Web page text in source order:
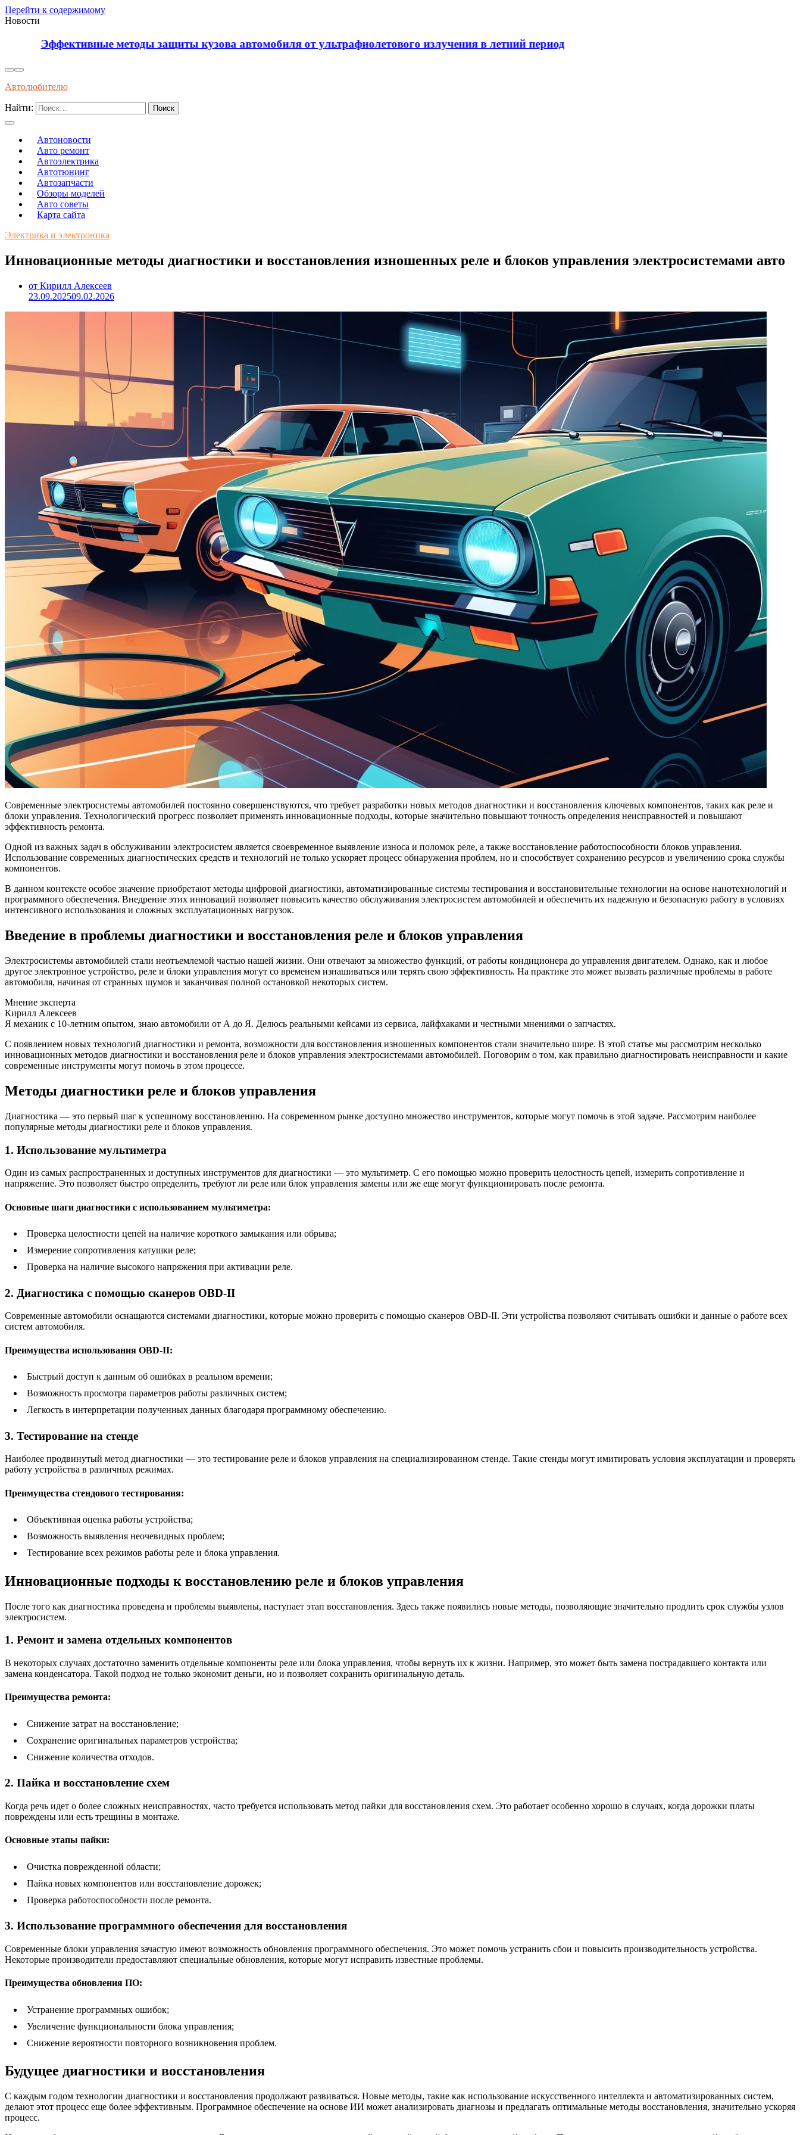
Перейти к содержимому
Новости
Эффективные методы защиты кузова автомобиля от ультрафиолетового излучения в летний период
Автолюбителю
Найти:
Автоновости
Авто ремонт
Автоэлектрика
Автотюнинг
Автозапчасти
Обзоры моделей
Авто советы
Карта сайта
Электрика и электроника
Инновационные методы диагностики и восстановления изношенных реле и блоков управления электросистемами авто
от Кирилл Алексеев
23.09.202509.02.2026
Современные электросистемы автомобилей постоянно совершенствуются, что требует разработки новых методов диагностики и восстановления ключевых компонентов, таких как реле и
блоки управления. Технологический прогресс позволяет применять инновационные подходы, которые значительно повышают точность определения неисправностей и повышают
эффективность ремонта.
Одной из важных задач в обслуживании электросистем является своевременное выявление износа и поломок реле, а также восстановление работоспособности блоков управления.
Использование современных диагностических средств и технологий не только ускоряет процесс обнаружения проблем, но и способствует сохранению ресурсов и увеличению срока службы
компонентов.
В данном контексте особое значение приобретают методы цифровой диагностики, автоматизированные системы тестирования и восстановительные технологии на основе нанотехнологий и
программного обеспечения. Внедрение этих инноваций позволяет повысить качество обслуживания электросистем автомобилей и обеспечить их надежную и безопасную работу в условиях
интенсивного использования и сложных эксплуатационных нагрузок.
Введение в проблемы диагностики и восстановления реле и блоков управления
Электросистемы автомобилей стали неотъемлемой частью нашей жизни. Они отвечают за множество функций, от работы кондиционера до управления двигателем. Однако, как и любое
другое электронное устройство, реле и блоки управления могут со временем изнашиваться или терять свою эффективность. На практике это может вызвать различные проблемы в работе
автомобиля, начиная от странных шумов и заканчивая полной остановкой некоторых систем.
Мнение эксперта
Кирилл Алексеев
Я механик с 10-летним опытом, знаю автомобили от А до Я. Делюсь реальными кейсами из сервиса, лайфхаками и честными мнениями о запчастях.
С появлением новых технологий диагностики и ремонта, возможности для восстановления изношенных компонентов стали значительно шире. В этой статье мы рассмотрим несколько
инновационных методов диагностики и восстановления реле и блоков управления электросистемами автомобилей. Поговорим о том, как правильно диагностировать неисправности и какие
современные инструменты могут помочь в этом процессе.
Методы диагностики реле и блоков управления
Диагностика — это первый шаг к успешному восстановлению. На современном рынке доступно множество инструментов, которые могут помочь в этой задаче. Рассмотрим наиболее
популярные методы диагностики реле и блоков управления.
1. Использование мультиметра
Один из самых распространенных и доступных инструментов для диагностики — это мультиметр. С его помощью можно проверить целостность цепей, измерить сопротивление и
напряжение. Это позволяет быстро определить, требуют ли реле или блок управления замены или же еще могут функционировать после ремонта.
Основные шаги диагностики с использованием мультиметра:
Проверка целостности цепей на наличие короткого замыкания или обрыва;
Измерение сопротивления катушки реле;
Проверка на наличие высокого напряжения при активации реле.
2. Диагностика с помощью сканеров OBD-II
Современные автомобили оснащаются системами диагностики, которые можно проверить с помощью сканеров OBD-II. Эти устройства позволяют считывать ошибки и данные о работе всех
систем автомобиля.
Преимущества использования OBD-II:
Быстрый доступ к данным об ошибках в реальном времени;
Возможность просмотра параметров работы различных систем;
Легкость в интерпретации полученных данных благодаря программному обеспечению.
3. Тестирование на стенде
Наиболее продвинутый метод диагностики — это тестирование реле и блоков управления на специализированном стенде. Такие стенды могут имитировать условия эксплуатации и проверять
работу устройства в различных режимах.
Преимущества стендового тестирования:
Объективная оценка работы устройства;
Возможность выявления неочевидных проблем;
Тестирование всех режимов работы реле и блока управления.
Инновационные подходы к восстановлению реле и блоков управления
После того как диагностика проведена и проблемы выявлены, наступает этап восстановления. Здесь также появились новые методы, позволяющие значительно продлить срок службы узлов
электросистем.
1. Ремонт и замена отдельных компонентов
В некоторых случаях достаточно заменить отдельные компоненты реле или блока управления, чтобы вернуть их к жизни. Например, это может быть замена пострадавшего контакта или
замена конденсатора. Такой подход не только экономит деньги, но и позволяет сохранить оригинальную деталь.
Преимущества ремонта:
Снижение затрат на восстановление;
Сохранение оригинальных параметров устройства;
Снижение количества отходов.
2. Пайка и восстановление схем
Когда речь идет о более сложных неисправностях, часто требуется использовать метод пайки для восстановления схем. Это работает особенно хорошо в случаях, когда дорожки платы
повреждены или есть трещины в монтаже.
Основные этапы пайки:
Очистка поврежденной области;
Пайка новых компонентов или восстановление дорожек;
Проверка работоспособности после ремонта.
3. Использование программного обеспечения для восстановления
Современные блоки управления зачастую имеют возможность обновления программного обеспечения. Это может помочь устранить сбои и повысить производительность устройства.
Некоторые производители предоставляют специальные обновления, которые могут исправить известные проблемы.
Преимущества обновления ПО:
Устранение программных ошибок;
Увеличение функциональности блока управления;
Снижение вероятности повторного возникновения проблем.
Будущее диагностики и восстановления
С каждым годом технологии диагностики и восстановления продолжают развиваться. Новые методы, такие как использование искусственного интеллекта и автоматизированных систем,
делают этот процесс еще более эффективным. Программное обеспечение на основе ИИ может анализировать диагнозы и предлагать оптимальные методы восстановления, значительно ускоряя
процесс.